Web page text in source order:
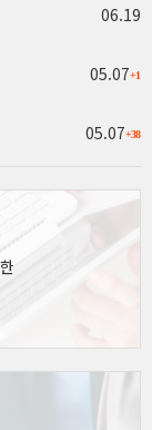
06.19
+1
05.07
+38
05.07